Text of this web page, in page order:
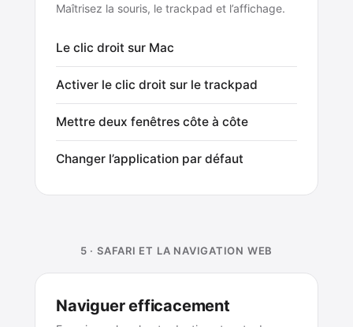
Maîtrisez la souris, le trackpad et l’affichage.
Le clic droit sur Mac
Activer le clic droit sur le trackpad
Mettre deux fenêtres côte à côte
Changer l’application par défaut
5 · SAFARI ET LA NAVIGATION WEB
Naviguer efficacement